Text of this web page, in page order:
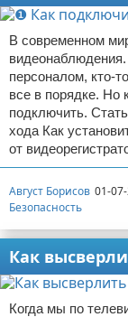
В современном
персоналом, кто-
все в порядке. Но
подключить.
хода Как
от
Август Борисов 01-
Безопасность
Как
Когда мы по